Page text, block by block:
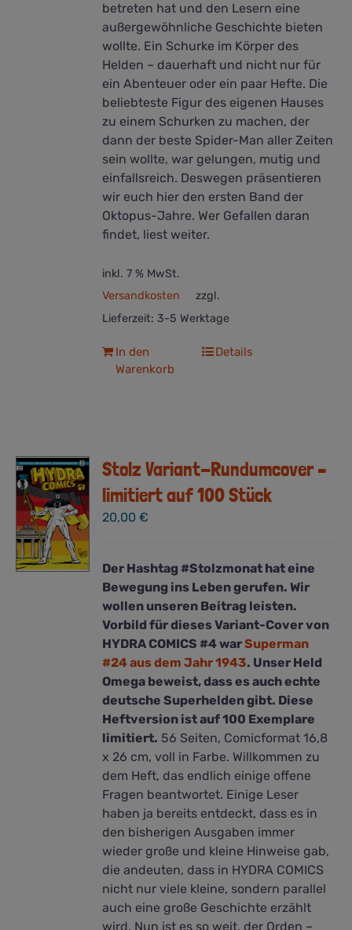
betreten hat und den Lesern eine
außergewöhnliche Geschichte bieten
wollte. Ein Schurke im Körper des
Helden – dauerhaft und nicht nur für
ein Abenteuer oder ein paar Hefte. Die
beliebteste Figur des eigenen Hauses
zu einem Schurken zu machen, der
dann der beste Spider-Man aller Zeiten
sein wollte, war gelungen, mutig und
einfallsreich. Deswegen präsentieren
wir euch hier den ersten Band der
Oktopus-Jahre. Wer Gefallen daran
findet, liest weiter.
inkl. 7 % MwSt.
zzgl.
Versandkosten
Lieferzeit: 3-5 Werktage
In den
Warenkorb
Details
Stolz Variant-Rundumcover –
limitiert auf 100 Stück
20,00€
Der Hashtag #Stolzmonat hat eine
Bewegung ins Leben gerufen. Wir
wollen unseren Beitrag leisten.
Vorbild für dieses Variant-Cover von
HYDRA COMICS #4 warSuperman
#24 aus dem Jahr 1943. Unser Held
Omega beweist, dass es auch echte
deutsche Superhelden gibt. Diese
Heftversion ist auf 100 Exemplare
limitiert. 56 Seiten, Comicformat 16,8
x 26 cm, voll in Farbe. Willkommen zu
dem Heft, das endlich einige offene
Fragen beantwortet. Einige Leser
haben ja bereits entdeckt, dass es in
den bisherigen Ausgaben immer
wieder große und kleine Hinweise gab,
die andeuten, dass in HYDRA COMICS
nicht nur viele kleine, sondern parallel
auch eine große Geschichte erzählt
wird. Nun ist es so weit, der Orden –